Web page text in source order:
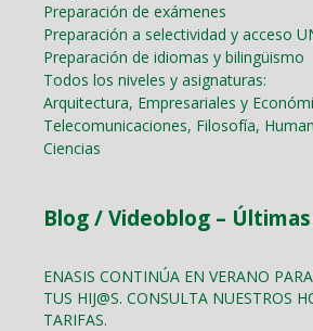
Preparación de exámenes
Preparación a selectividad y acceso
Preparación de idiomas y bilingüismo
Todos los niveles y asignaturas:
Arquitectura, Empresariales y
Telecomunicaciones, Filosofía,
Ciencias
Blog / Videoblog –
ENASIS CONTINÚA EN VERANO
TUS HIJ@S. CONSULTA NUESTROS
TARIFAS.